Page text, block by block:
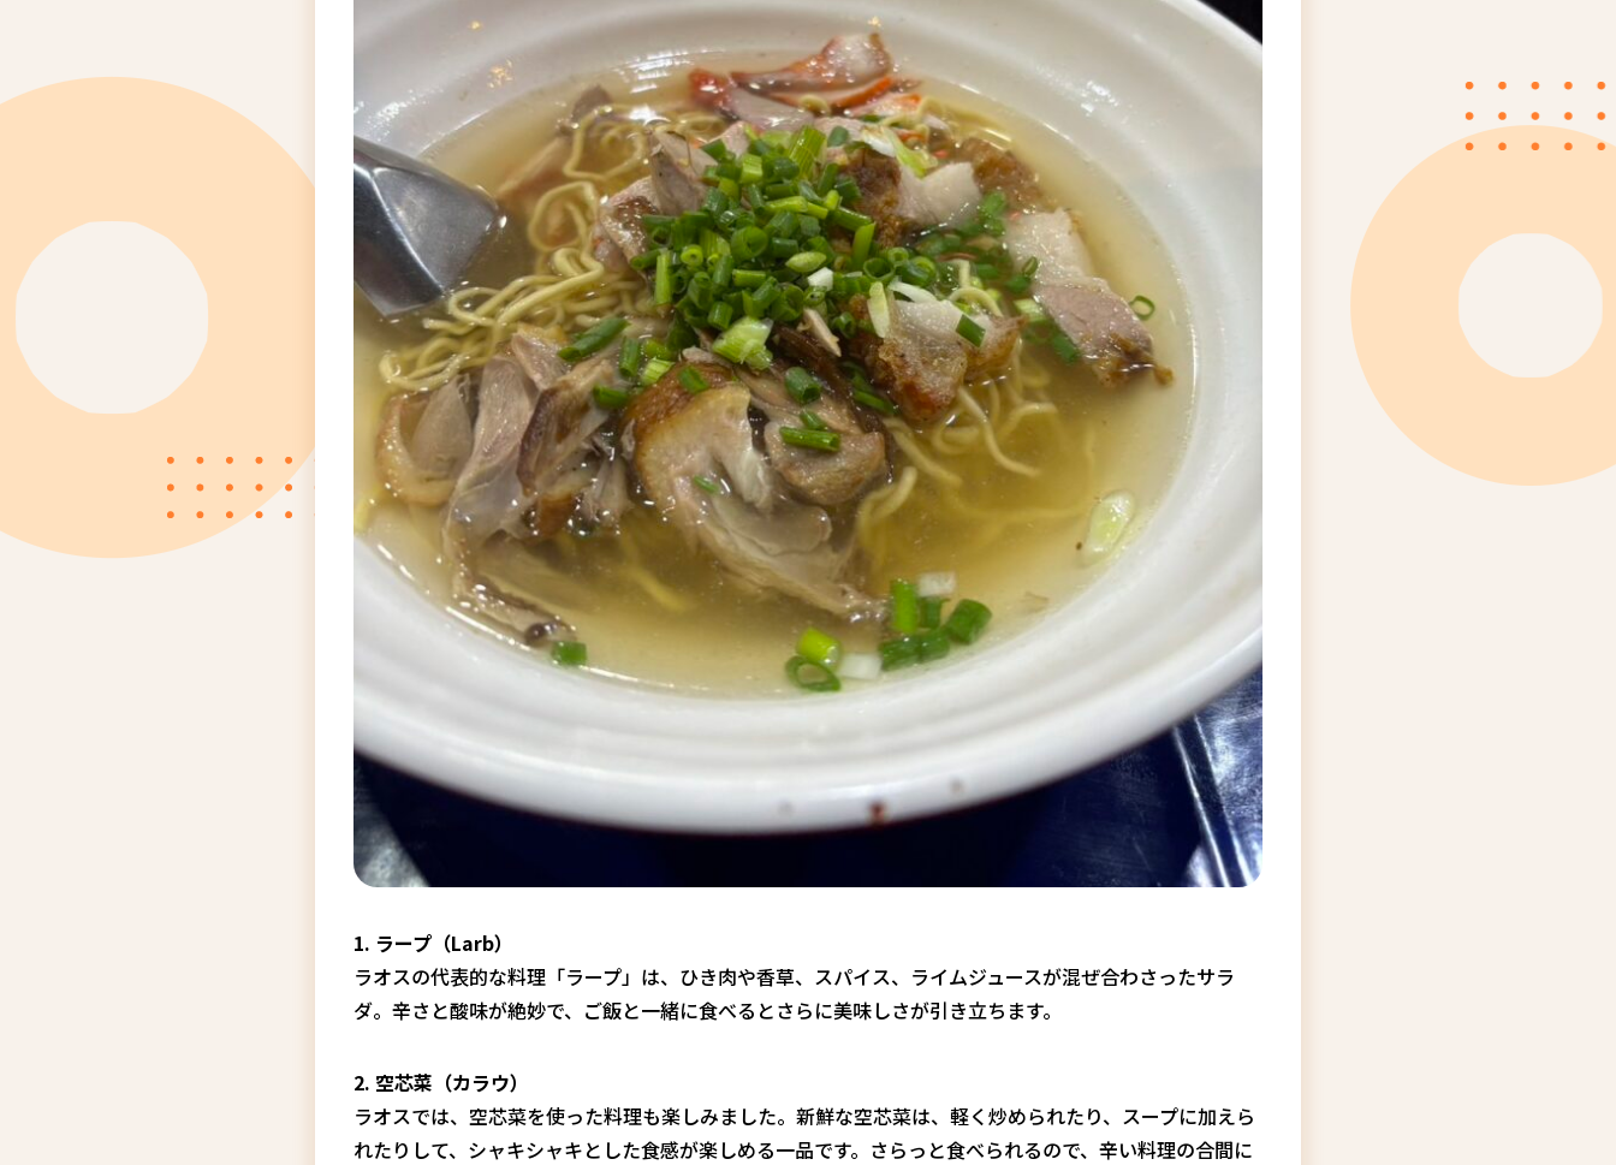
1. ラープ（Larb）
ラオスの代表的な料理「ラープ」は、ひき肉や香草、スパイス、ライムジュースが混ぜ合わさったサラ
ダ。辛さと酸味が絶妙で、ご飯と一緒に食べるとさらに美味しさが引き立ちます。
2. 空芯菜（カラウ）
ラオスでは、空芯菜を使った料理も楽しみました。新鮮な空芯菜は、軽く炒められたり、スープに加えら
れたりして、シャキシャキとした食感が楽しめる一品です。さらっと食べられるので、辛い料理の合間に